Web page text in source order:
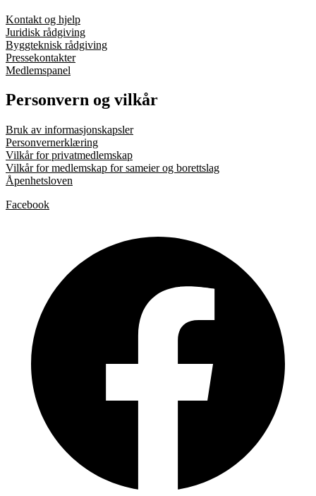
Kontakt og hjelp
Juridisk rådgiving
Byggteknisk rådgiving
Pressekontakter
Medlemspanel
Personvern og vilkår
Bruk av informasjonskapsler
Personvernerklæring
Vilkår for privatmedlemskap
Vilkår for medlemskap for sameier og borettslag
Åpenhetsloven
Facebook